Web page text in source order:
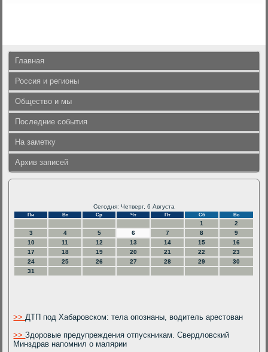
Главная
Россия и регионы
Общество и мы
Последние события
На заметку
Архив записей
Сегодня: Четверг, 6 Августа
Пн Вт Ср Чт Пт Сб Вс
1
2
3
4 5 6 7 8
9
10
11 12 13 14 15
16
17
18 19 20 21 22
23
24
25 26 27 28 29
30
31
>>ДТП под Хабаровском: тела опознаны, водитель арестован
>>Здоровые предупреждения отпускникам. Свердловский
Минздрав напомнил о малярии